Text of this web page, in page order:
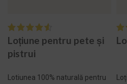
Loțiune pentru pete și
pistrui
Lotiunea 100% naturală pentru